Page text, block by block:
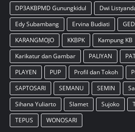
DP3AKBPMD Gunungkidul
Dwi
Edy Subambang
Ervina Budiati
KARANGMOJO
KKBPK
Kampung KB
Karikatur dan Gambar
PALIYAN
PLAYEN
PUP Profil dan Tokoh
SAPTOSARI
SEMANU SEMIN
Sihana Yuliarto
Slamet Sujoko
TEPUS
WONOSARI